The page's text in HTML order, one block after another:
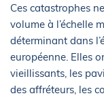
Ces catastrophes
volume à l’échelle
déterminant dans
européenne. Elles
vieillissants, les
des affréteurs, les